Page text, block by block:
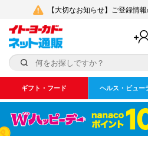
【大切なお知らせ】ご登録情
ギフト・フード ヘルス・ビュー